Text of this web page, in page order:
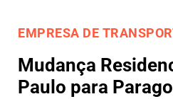
EMPRESA DE
Mudança
Paulo para